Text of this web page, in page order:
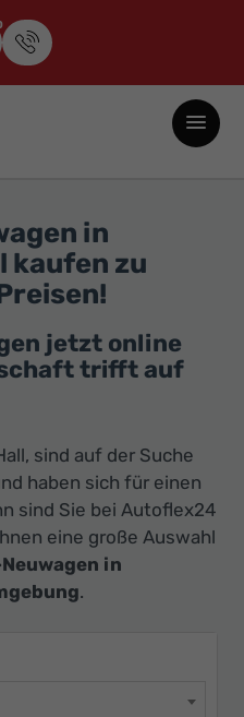
in
kaufen zu
jetzt online
trifft auf
sind auf der Suche
haben sich für einen
sind Sie bei Autoflex24
eine große Auswahl
in
.